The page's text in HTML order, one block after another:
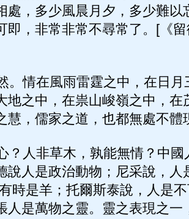
處，多少風晨月夕，多少難以
即，非常非常不尋常了。[《
情在風雨雷霆之中，在日月
地之中，在祟山峻嶺之中，在
，儒家之道，也都無處不體
人非草木，孰能無情？中國
人是政治動物；尼采說，人
時是羊；托爾斯泰說，人是不
是萬物之靈。靈之表現之一